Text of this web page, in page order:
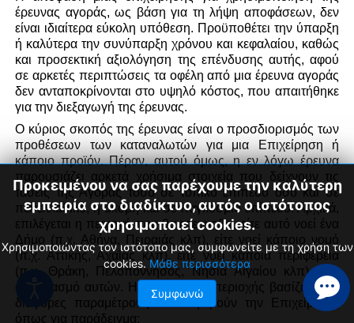
έρευνας αγοράς, ως βάση για τη λήψη αποφάσεων, δεν
είναι ιδιαίτερα εύκολη υπόθεση. Προϋποθέτει την ύπαρξη
ή καλύτερα την συνύπαρξη χρόνου και κεφαλαίου, καθώς
και προσεκτική αξιολόγηση της επένδυσης αυτής, αφού
σε αρκετές περιπτώσεις τα οφέλη από μια έρευνα αγοράς
δεν ανταποκρίνονται στο υψηλό κόστος, που απαιτήθηκε
για την διεξαγωγή της έρευνας.
Ο κύριος σκοπός της έρευνας είναι ο προσδιορισμός των
προθέσεων των καταναλωτών για μια Επιχείρηση ή
κάποιο προϊόν. Πέραν, αυτού όμως, η εν λόγω έρευνα
παρουσιάζει αρκετά χρήσιμα στοιχεία που δείχνουν τις
τάσεις της Αγοράς τόσο σε τοπικό επίπεδο όσο και σε
πανελλαδικό, ή ακόμη και σε παγκόσμιο επίπεδο. Αρχικά,
επιλέγεται η περιοχή που θα ερευνηθεί, είτε αυτό νοεί ένα
Δήμο (π.χ. Αθήνα, Πειραιάς κλπ), είτε νοεί κάποιο νομό
(π.χ. Αττικής, Αχαΐας κλπ), είτε νοεί κάποια περιφέρεια
(π.χ. Θράκη, Πελοπόννησος, Νησιά Αιγαίου κλπ), είτε
συνδυασμό αυτών. Η επιλογή της περιοχής βασίζεται σε
διάφορες παραμέτρους που αφορούν την Επιχείρηση,
όπως για παράδειγμα:
Προκειμένου να σας παρέχουμε την καλύτερη
εμπειρία στο διαδίκτυο, αυτός ο ιστότοπος
χρησιμοποιεί cookies.
Χρησιμοποιώντας τον ιστότοπο μας, συμφωνείτε με τη χρήση των
cookies.Μάθε περισσότερα
Συμφωνώ